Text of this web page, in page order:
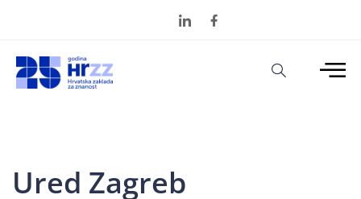
Ured Zagreb